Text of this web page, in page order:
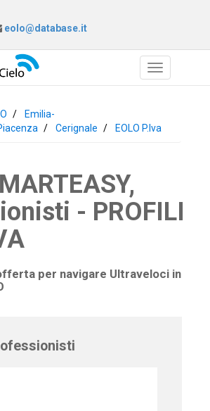
eolo@database.it
Emilia-
Cerignale EOLO P.Iva
- PROFILI
per navigare Ultraveloci in